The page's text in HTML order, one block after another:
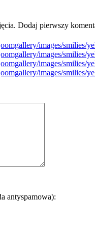
Dodaj pierwszy
antyspamowa):